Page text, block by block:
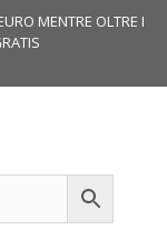
MENTRE OLTRE I